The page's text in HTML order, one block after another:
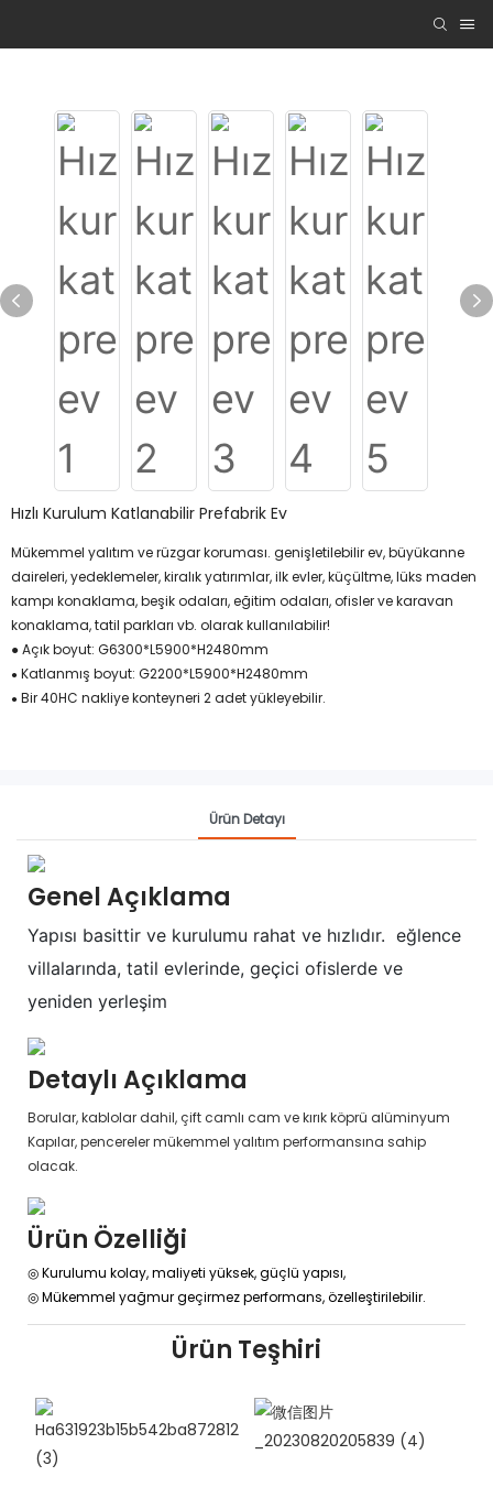
Hızlı Kurulum Katlanabilir Prefabrik Ev
Mükemmel yalıtım ve rüzgar koruması. genişletilebilir ev, büyükanne
daireleri, yedeklemeler, kiralık yatırımlar, ilk evler, küçültme, lüks maden
kampı konaklama, beşik odaları, eğitim odaları, ofisler ve karavan
konaklama, tatil parkları vb. olarak kullanılabilir!
● Açık boyut: G6300*L5900*H2480mm
● Katlanmış boyut: G2200*L5900*H2480mm
● Bir 40HC nakliye konteyneri 2 adet yükleyebilir.
Ürün Detayı
Genel Açıklama
Yapısı basittir ve kurulumu rahat ve hızlıdır. eğlence
villalarında, tatil evlerinde, geçici ofislerde ve
yeniden yerleşim
Detaylı Açıklama
Borular, kablolar dahil, çift camlı cam ve kırık köprü alüminyum
Kapılar, pencereler mükemmel yalıtım performansına sahip
olacak.
Ürün Özelliği
◎ Kurulumu kolay, maliyeti yüksek, güçlü yapısı,
◎Mükemmel yağmur geçirmez performans, özelleştirilebilir.
Ürün Teşhiri